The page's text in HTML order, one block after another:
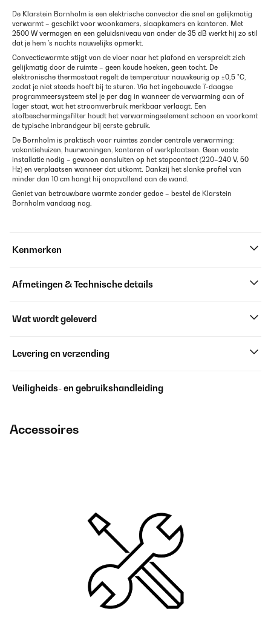
De Klarstein Bornholm is een elektrische convector die snel en gelijkmatig
verwarmt – geschikt voor woonkamers, slaapkamers en kantoren. Met
2500 W vermogen en een geluidsniveau van onder de 35 dB werkt hij zo stil
dat je hem 's nachts nauwelijks opmerkt.
Convectiewarmte stijgt van de vloer naar het plafond en verspreidt zich
gelijkmatig door de ruimte – geen koude hoeken, geen tocht. De
elektronische thermostaat regelt de temperatuur nauwkeurig op ±0,5 °C,
zodat je niet steeds hoeft bij te sturen. Via het ingebouwde 7-daagse
programmeersysteem stel je per dag in wanneer de verwarming aan of
lager staat, wat het stroomverbruik merkbaar verlaagt. Een
stofbeschermingsfilter houdt het verwarmingselement schoon en voorkomt
de typische inbrandgeur bij eerste gebruik.
De Bornholm is praktisch voor ruimtes zonder centrale verwarming:
vakantiehuizen, huurwoningen, kantoren of werkplaatsen. Geen vaste
installatie nodig – gewoon aansluiten op het stopcontact (220–240 V, 50
Hz) en verplaatsen wanneer dat uitkomt. Dankzij het slanke profiel van
minder dan 10 cm hangt hij onopvallend aan de wand.
Geniet van betrouwbare warmte zonder gedoe – bestel de Klarstein
Bornholm vandaag nog.
Kenmerken
Afmetingen & Technische details
Wat wordt geleverd
Levering en verzending
Veiligheids- en gebruikshandleiding
Accessoires